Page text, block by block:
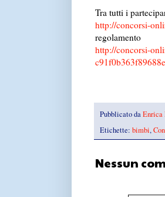
Tra tutti i
http://concorsi-
regolamento
http://concorsi-
Pubblicato daEnrica
Etichette: bimbi,
Nessun